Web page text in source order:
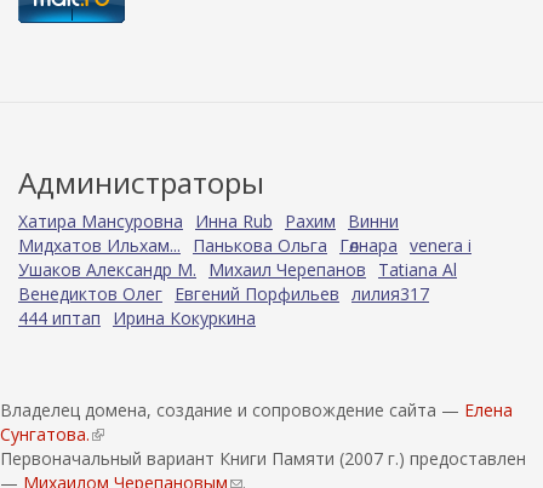
Администраторы
Хатира Мансуровна Инна Rub Рахим
Винни
Мидхатов Ильхам...
Панькова Ольга Гөлнара venera i
Ушаков Александр М.
Михаил Черепанов
Tatiana Al
Венедиктов Олег Евгений Порфильев лилия317
444 иптап
Ирина Кокуркина
Владелец домена, создание и сопровождение сайта — Елена
Сунгатова.(
в
н
Первоначальный вариант Книги Памяти (2007 г.) предоставлен
— Михаилом Черепановым( .